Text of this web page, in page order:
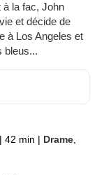
à la fac, John
et décide de
à Los Angeles et
bleus...
| 42 min | Drame